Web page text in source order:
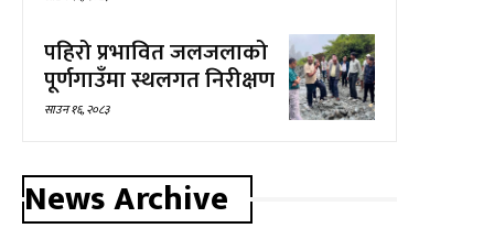
पहिरो प्रभावित जलजलाको
पूर्णगाउँमा स्थलगत निरीक्षण
साउन १६, २०८३
News Archive